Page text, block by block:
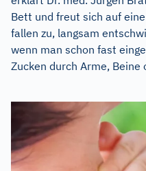
Bett und freut sich auf
fallen zu, langsam
wenn man schon fast
Zucken durch Arme, Beine